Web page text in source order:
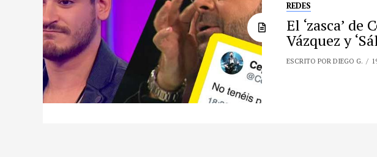
REDES
El ‘zasca’ de
Vázquez y
ESCRITO POR DIEGO G.